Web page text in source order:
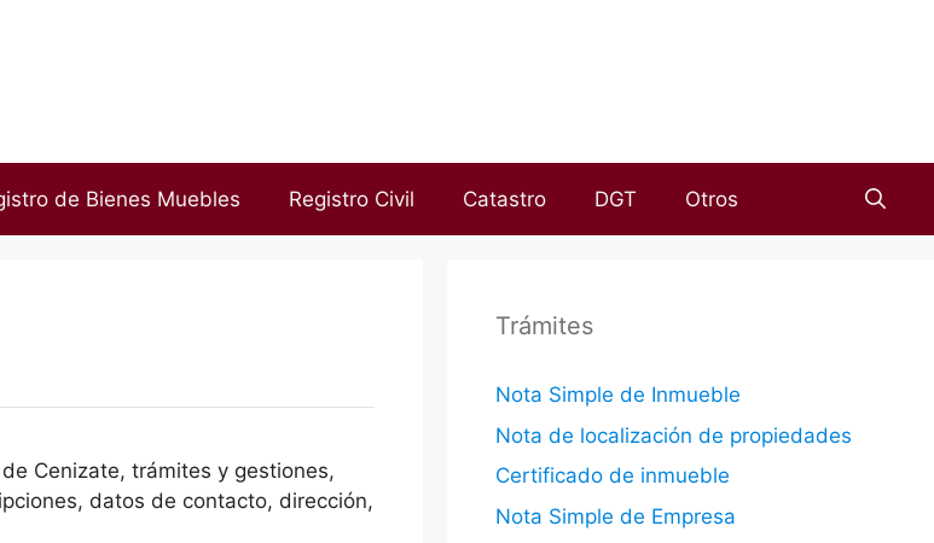
de Bienes Muebles Registro Civil Catastro DGT Otros
Cenizate, trámites y gestiones,
datos de contacto, dirección,
Trámites
Nota Simple de Inmueble
Nota de localización de propiedades
Certificado de inmueble
Nota Simple de Empresa